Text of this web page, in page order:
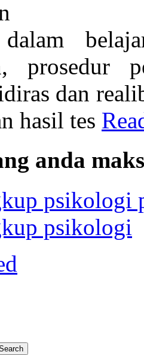
dalam
prosedur
dan
hasil tes
anda
psikologi
psikologi